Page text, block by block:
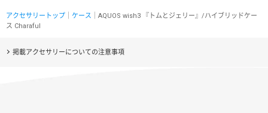
アクセサリートップ ケース ｜AQUOS wish3 『トムとジェリー』/ハイブリッドケー
ス Charaful
掲載アクセサリーについての注意事項